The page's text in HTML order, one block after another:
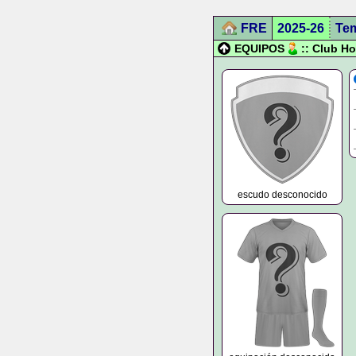
FRE 2025-26
EQUIPOS
:: Club
escudo desconocido